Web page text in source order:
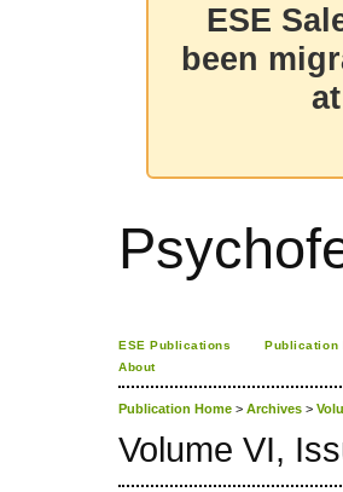
ESE
been
at
ESE Publications Publication
About
Publication Home > Archives >
Volume VI,